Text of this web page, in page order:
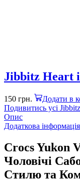
Jibbitz Heart
150 грн.
Додати в
Подивитись усі Jibbitz
Опис
Додаткова інформація
Crocs Yukon
Чоловічі
Стилю та